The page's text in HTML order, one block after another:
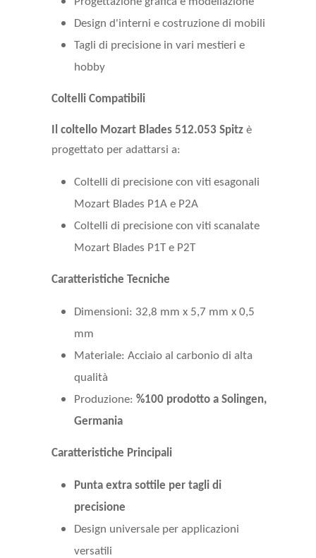
Design d'interni e costruzione di mobili
Tagli di precisione in vari mestieri e
hobby
Coltelli Compatibili
Il coltello Mozart Blades 512.053 Spitz è
progettato per adattarsi a:
Coltelli di precisione con viti esagonali
Mozart Blades P1A e P2A
Coltelli di precisione con viti scanalate
Mozart Blades P1T e P2T
Caratteristiche Tecniche
Dimensioni: 32,8 mm x 5,7 mm x 0,5
mm
Materiale: Acciaio al carbonio di alta
qualità
Produzione: %100 prodotto a Solingen,
Germania
Caratteristiche Principali
Punta extra sottile per tagli di
precisione
Design universale per applicazioni
versatili